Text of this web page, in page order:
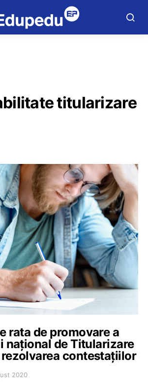
titularizare
rata de promovare a
național de Titularizare
contestațiilor
2020